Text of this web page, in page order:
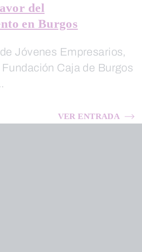
del
en Burgos
Jóvenes Empresarios,
Caja de Burgos
VER ENTRADA